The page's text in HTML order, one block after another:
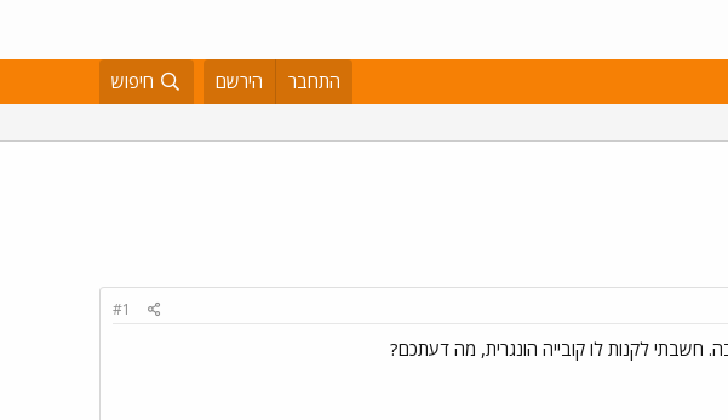
התחבר הירשם חיפוש
#1
חשבתי לקנות לו קובייה הונגרית, מה דעתכם?